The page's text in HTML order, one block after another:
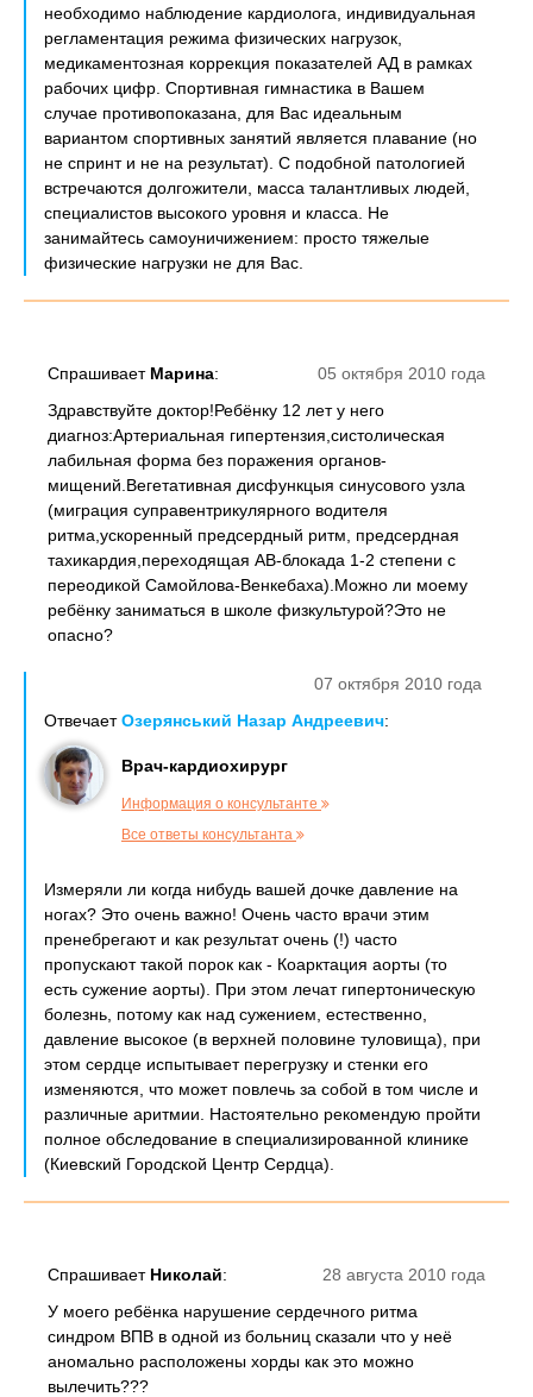
необходимо наблюдение кардиолога, индивидуальная
регламентация режима физических нагрузок,
медикаментозная коррекция показателей АД в рамках
рабочих цифр. Спортивная гимнастика в Вашем
случае противопоказана, для Вас идеальным
вариантом спортивных занятий является плавание (но
не спринт и не на результат). С подобной патологией
встречаются долгожители, масса талантливых людей,
специалистов высокого уровня и класса. Не
занимайтесь самоуничижением: просто тяжелые
физические нагрузки не для Вас.
05 октября 2010 года
Спрашивает Марина:
Здравствуйте доктор!Ребёнку 12 лет у него
диагноз:Артериальная гипертензия,систолическая
лабильная форма без поражения органов-
мищений.Вегетативная дисфункцыя синусового узла
(миграция суправентрикулярного водителя
ритма,ускоренный предсердный ритм, предсердная
тахикардия,переходящая АВ-блокада 1-2 степени с
переодикой Самойлова-Венкебаха).Можно ли моему
ребёнку заниматься в школе физкультурой?Это не
опасно?
07 октября 2010 года
ОтвечаетОзерянський Назар Андреевич:
Врач-кардиохирург
Информация о консультанте
Все ответы консультанта
Измеряли ли когда нибудь вашей дочке давление на
ногах? Это очень важно! Очень часто врачи этим
пренебрегают и как результат очень (!) часто
пропускают такой порок как - Коарктация аорты (то
есть сужение аорты). При этом лечат гипертоническую
болезнь, потому как над сужением, естественно,
давление высокое (в верхней половине туловища), при
этом сердце испытывает перегрузку и стенки его
изменяются, что может повлечь за собой в том числе и
различные аритмии. Настоятельно рекомендую пройти
полное обследование в специализированной клинике
(Киевский Городской Центр Сердца).
28 августа 2010 года
Спрашивает Николай:
У моего ребёнка нарушение сердечного ритма
синдром ВПВ в одной из больниц сказали что у неё
аномально расположены хорды как это можно
вылечить???